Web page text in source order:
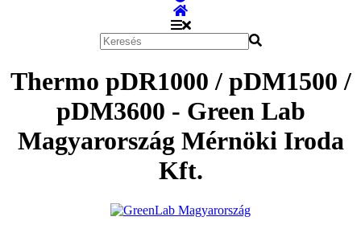
Thermo pDR1000 / pDM1500 /
pDM3600 - Green Lab
Magyarország Mérnöki Iroda
Kft.